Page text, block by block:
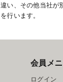
違い、その他当社が
を行います。
会員メ
ログイン